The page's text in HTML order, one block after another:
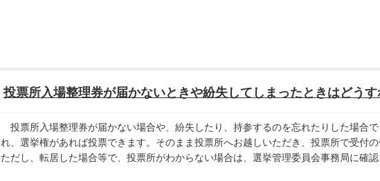
投票所入場整理券が届かないときや紛失してしまったときはどうす
投票所入場整理券が届かない場合や、紛失したり、持参するのを忘れたりした場合
れ、選挙権があれば投票できます。そのまま投票所へお越しいただき、投票所で受付の
ただし、転居した場合等で、投票所がわからない場合は、選挙管理委員会事務局に確認